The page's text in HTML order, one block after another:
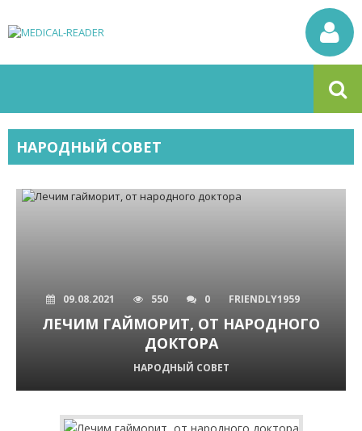
НАРОДНЫЙ СОВЕТ
09.08.2021 550 0 FRIENDLY1959
ЛЕЧИМ ГАЙМОРИТ, ОТ НАРОДНОГО
ДОКТОРА
НАРОДНЫЙ СОВЕТ